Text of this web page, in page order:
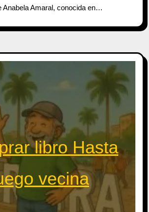
Anabela Amaral, conocida en…
libro Hasta
vecina